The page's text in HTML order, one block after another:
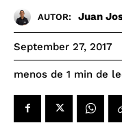
AUTOR: Juan
September 27, 2017
menos de 1 min de